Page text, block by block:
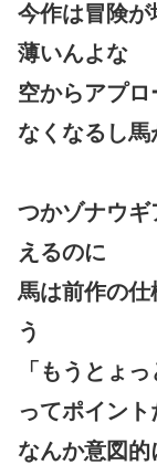
今作は冒険
薄いんよな
空からアプ
なくなるし
つかゾナウ
えるのに
馬は前作の仕
う
「もうとょ
ってポイン
なんか意図